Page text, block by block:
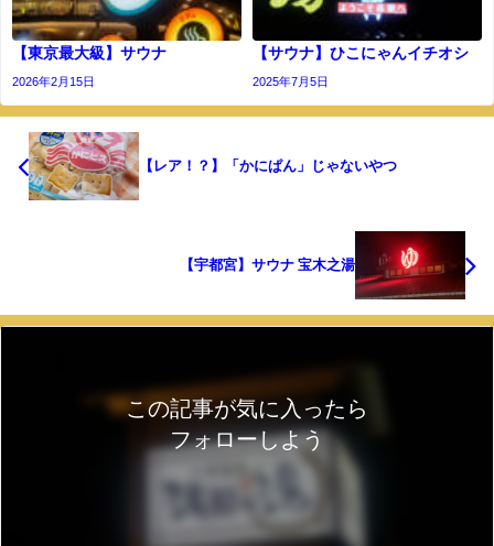
【東京最大級】サウナ
2026年2月15日
【サウナ】ひこにゃんイチオシ
2025年7月5日
【レア！？】「かにぱん」じゃないやつ
【宇都宮】サウナ 宝木之湯
この記事が気に入ったら
フォローしよう